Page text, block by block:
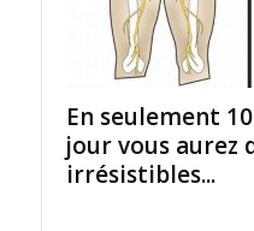
En seulement
jour vous aurez
irrésistibles...